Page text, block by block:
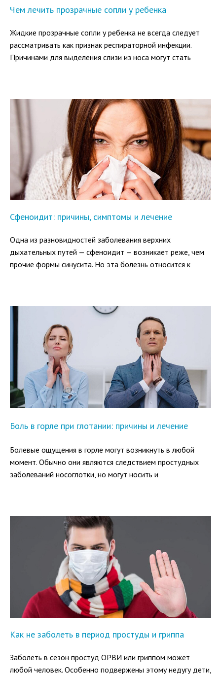
Чем лечить прозрачные сопли у ребенка
Жидкие прозрачные сопли у ребенка не всегда следует
рассматривать как признак респираторной инфекции.
Причинами для выделения слизи из носа могут стать
сезонной симптоматики и следует ли родителям
обращаться за медицинской помощью.
Сфеноидит: причины, симптомы и лечение
Одна из разновидностей заболевания верхних
дыхательных путей — сфеноидит — возникает реже, чем
прочие формы синусита. Но эта болезнь относится к
(синуса), находящейся глубоко в черепной коробке.
Боль в горле при глотании: причины и лечение
Болевые ощущения в горле могут возникнуть в любой
момент. Обычно они являются следствием простудных
заболеваний носоглотки, но могут носить и
Как не заболеть в период простуды и гриппа
Заболеть в сезон простуд ОРВИ или гриппом может
любой человек. Особенно подвержены этому недугу дети,